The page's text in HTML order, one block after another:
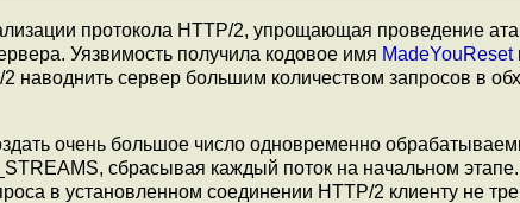
протокола HTTP/2, упрощающая проведение
Уязвимость получила кодовое имя MadeYouReset
сервер большим количеством запросов в
очень большое число одновременно
сбрасывая каждый поток на начальном
в установленном соединении HTTP/2 клиенту не